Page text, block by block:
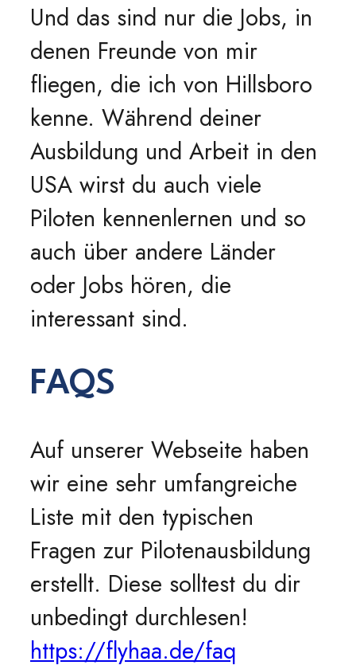
Und das sind nur die Jobs, in
denen Freunde von mir
fliegen, die ich von Hillsboro
kenne. Während deiner
Ausbildung und Arbeit in den
USA wirst du auch viele
Piloten kennenlernen und so
auch über andere Länder
oder Jobs hören, die
interessant sind.
FAQS
Auf unserer Webseite haben
wir eine sehr umfangreiche
Liste mit den typischen
Fragen zur Pilotenausbildung
erstellt. Diese solltest du dir
unbedingt durchlesen!
https://flyhaa.de/faq